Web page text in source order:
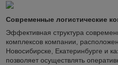
Современные логистические
Эффективная структура
комплексов компании,
Новосибирске, Екатеринбурге и
позволяет осуществлять